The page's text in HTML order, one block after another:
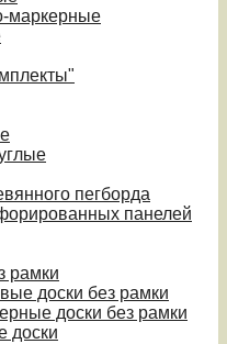
маркерные
пегборда
панелей
рамки
доски без рамки
доски без рамки
доски